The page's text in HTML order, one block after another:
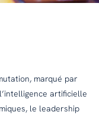
marqué par
artificielle
le leadership